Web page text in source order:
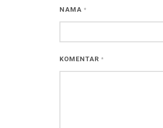
NAMA *
KOMENTAR *